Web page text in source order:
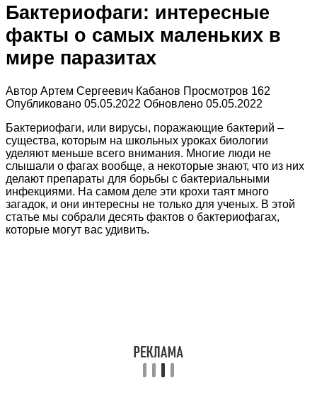
Бактериофаги: интересные
факты о самых маленьких в
мире паразитах
Автор Артем Сергеевич Кабанов Просмотров 162
Опубликовано 05.05.2022 Обновлено 05.05.2022
Бактериофаги, или вирусы, поражающие бактерий –
существа, которым на школьных уроках биологии
уделяют меньше всего внимания. Многие люди не
слышали о фагах вообще, а некоторые знают, что из них
делают препараты для борьбы с бактериальными
инфекциями. На самом деле эти крохи таят много
загадок, и они интересны не только для ученых. В этой
статье мы собрали десять фактов о бактериофагах,
которые могут вас удивить.